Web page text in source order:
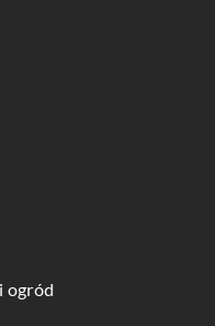
ogród